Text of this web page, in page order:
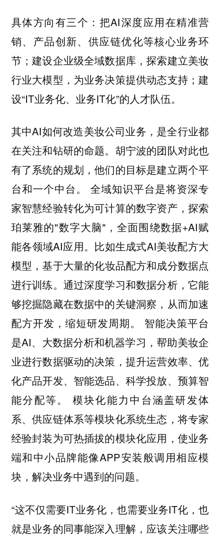
具体方向有三个：把AI深度应用在精准营
销、产品创新、供应链优化等核心业务环
节；建设企业级全域数据库，探索建立美妆
行业大模型，为业务决策提供动态支持；建
设“IT业务化、业务IT化”的人才队伍。
其中AI如何改造美妆公司业务，是全行业都
在关注和钻研的命题。胡宁波的团队对此也
有了系统的规划，他们的目标是建立两个平
台和一个中台。 全域知识平台是将资深专
家智慧经验转化为可计算的数字资产，探索
珀莱雅的"数字大脑"，全面围绕数据+AI赋
能各领域AI应用。比如生成式AI美妆配方大
模型 ，基于大量的化妆品配方和成分数据点
进行训练。通过深度学习和数据分析，它能
够挖掘隐藏在数据中的关键洞察，从而加速
配方开发，缩短研发周期。 智能决策平台
是AI、大数据分析和机器学习，帮助美妆企
业进行数据驱动的决策，提升运营效率、优
化产品开发、智能选品、科学投放、预算智
能分配等。 模块化能力中台涵盖研发体
系、供应链体系等模块化系统生态，将专家
经验封装为可热插拔的模块化应用，使业务
端和中小品牌能像APP安装般调用相应模
块，解决业务中遇到的问题。
“这不仅需要IT业务化，也需要业务IT化，也
就是业务的同事能深入理解，应该关注哪些